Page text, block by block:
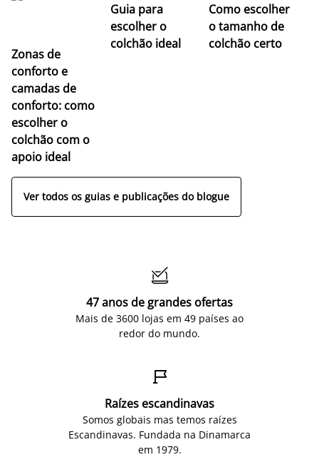
Zonas de
conforto e
camadas de
conforto: como
escolher o
colchão com o
apoio ideal
Guia para
escolher o
colchão ideal
Como escolher
o tamanho de
colchão certo
Ver todos os guias e publicações do blogue

47 anos de grandes ofertas
Mais de 3600 lojas em 49 países ao
redor do mundo.

Raízes escandinavas
Somos globais mas temos raízes
Escandinavas. Fundada na Dinamarca
em 1979.